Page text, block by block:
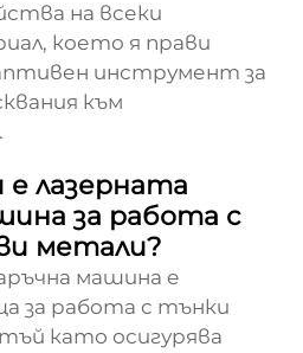
на всеки
което я прави
инструмент за
към
лазерната
за работа с
метали?
машина е
за работа с тънки
като осигурява